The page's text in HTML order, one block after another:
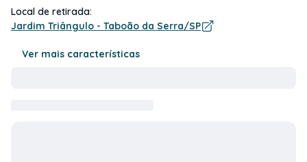
Local de retirada:
Jardim Triângulo - Taboão da Serra/SP
Ver mais características